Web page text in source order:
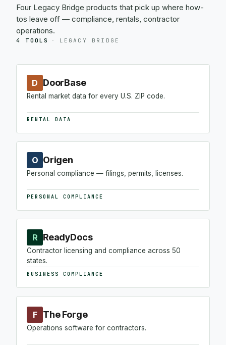
Four Legacy Bridge products that pick up where how-
tos leave off — compliance, rentals, contractor
operations.
4 TOOLS · LEGACY BRIDGE
D DoorBase
Rental market data for every U.S. ZIP code.
RENTAL DATA
O Origen
Personal compliance — filings, permits, licenses.
PERSONAL COMPLIANCE
R ReadyDocs
Contractor licensing and compliance across 50
states.
BUSINESS COMPLIANCE
F The Forge
Operations software for contractors.